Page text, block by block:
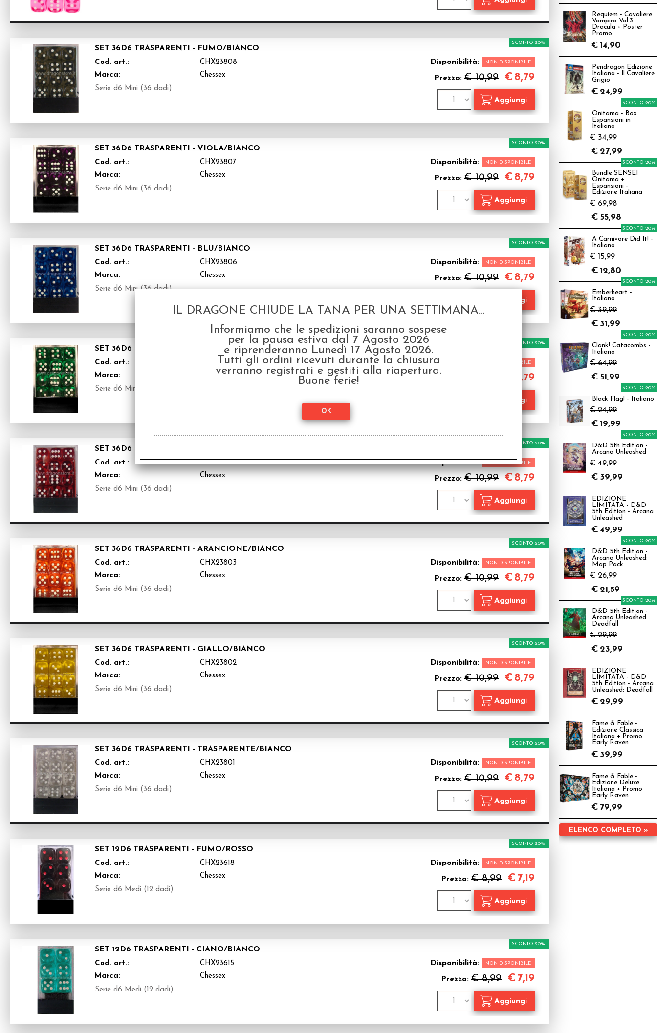
SET 36D6 TRASPARENTI - FUMO/BIANCO
Cod. art.:
CHX23808
Marca:
Chessex
Serie d6 Mini (36 dadi)
Disponibilità: NON DISPONIBILE
Prezzo: € 10,99
SCONTO 20%
€ 8,79
SET 36D6 TRASPARENTI - VIOLA/BIANCO
Cod. art.:
CHX23807
Marca:
Chessex
Serie d6 Mini (36 dadi)
Disponibilità: NON DISPONIBILE
Prezzo: € 10,99
SCONTO 20%
€ 8,79
SET 36D6 TRASPARENTI - BLU/BIANCO
Cod. art.:
CHX23806
Marca:
Chessex
Serie d6 Mini (36 dadi)
Disponibilità: NON DISPONIBILE
Prezzo: € 10,99
SCONTO 20%
€ 8,79
SET 36D6 TRASPARENTI - VERDE/BIANCO
Cod. art.:
CHX23805
Marca:
Chessex
Serie d6 Mini (36 dadi)
Disponibilità: NON DISPONIBILE
SCONTO 20%
8,79
SET 36D6 TRASPARENTI - ROSSO/BIANCO
Cod. art.:
CHX23804
Marca:
Chessex
Serie d6 Mini (36 dadi)
NON DISPONIBILE
Prezzo: € 10,99
SCONTO 20%
€8,79
SET 36D6 TRASPARENTI - ARANCIONE/BIANCO
Cod. art.:
CHX23803
Marca:
Chessex
Serie d6 Mini (36 dadi)
Disponibilità: NON DISPONIBILE
Prezzo: € 10,99
SCONTO 20%
€ 8,79
SET 36D6 TRASPARENTI - GIALLO/BIANCO
Cod. art.:
CHX23802
Marca:
Chessex
Serie d6 Mini (36 dadi)
Disponibilità: NON DISPONIBILE
Prezzo: € 10,99
SCONTO 20%
€ 8,79
SET 36D6 TRASPARENTI - TRASPARENTE/BIANCO
Cod. art.:
CHX23801
Marca:
Chessex
Serie d6 Mini (36 dadi)
Disponibilità: NON DISPONIBILE
Prezzo: € 10,99
SCONTO 20%
€ 8,79
SET 12D6 TRASPARENTI - FUMO/ROSSO
Cod. art.:
CHX23618
Marca:
Chessex
Serie d6 Medi (12 dadi)
Disponibilità: NON DISPONIBILE
Prezzo: € 8,99
SCONTO 20%
€ 7,19
SET 12D6 TRASPARENTI - CIANO/BIANCO
Cod. art.:
CHX23615
Marca:
Chessex
Serie d6 Medi (12 dadi)
Disponibilità: NON DISPONIBILE
Prezzo: € 8,99
SCONTO 20%
€ 7,19
Requiem - Cavaliere
Vampiro Vol.3 -
Dracula + Poster
Promo
€ 14,90
Pendragon Edizione
Italiana - Il Cavaliere
Grigio
€ 24,99
Onitama - Box
Espansioni in
Italiano
€ 34,99
SCONTO 20%
€ 27,99
Bundle SENSEI
Onitama +
Espansioni -
Edizione Italiana
€ 69,98
SCONTO 20%
€ 55,98
A Carnivore Did It! -
Italiano
€ 15,99
SCONTO 20%
€ 12,80
Emberheart -
Italiano
€ 39,99
SCONTO 20%
€ 31,99
Clank! Catacombs -
Italiano
€ 64,99
SCONTO 20%
€ 51,99
Black Flag! - Italiano
€ 24,99
SCONTO 20%
€ 19,99
D&D 5th Edition -
Arcana Unleashed
€ 49,99
SCONTO 20%
€ 39,99
EDIZIONE
LIMITATA - D&D
5th Edition - Arcana
Unleashed
€ 49,99
D&D 5th Edition -
Arcana Unleashed:
Map Pack
€ 26,99
SCONTO 20%
€ 21,59
D&D 5th Edition -
Arcana Unleashed:
Deadfall
€ 29,99
SCONTO 20%
€ 23,99
EDIZIONE
LIMITATA - D&D
5th Edition - Arcana
Unleashed: Deadfall
€ 29,99
Fame & Fable -
Edizione Classica
Italiana + Promo
Early Raven
€ 39,99
Fame & Fable -
Edizione Deluxe
Italiana + Promo
Early Raven
€ 79,99
ELENCO COMPLETO »
IL DRAGONE CHIUDE LA TANA PER UNA SETTIMANA...
Informiamo che le spedizioni saranno sospese
per la pausa estiva dal 7 Agosto 2026
e riprenderanno Lunedì 17 Agosto 2026.
Tutti gli ordini ricevuti durante la chiusura
verranno registrati e gestiti alla riapertura.
Buone ferie!